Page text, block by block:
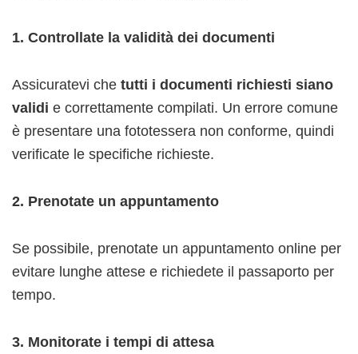
1. Controllate la validità dei documenti
Assicuratevi che tutti i documenti richiesti siano
validi e correttamente compilati. Un errore comune
è presentare una fototessera non conforme, quindi
verificate le specifiche richieste.
2. Prenotate un appuntamento
Se possibile, prenotate un appuntamento online per
evitare lunghe attese e richiedete il passaporto per
tempo.
3. Monitorate i tempi di attesa